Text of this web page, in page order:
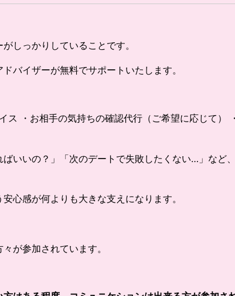
しっかりしていることです。
バイザーが無料でサポートいたします。
ス ・お相手の気持ちの確認代行（ご希望に応じて
いいの？」「次のデートで失敗したくない…」など
心感が何よりも大きな支えになります。
が参加されています。